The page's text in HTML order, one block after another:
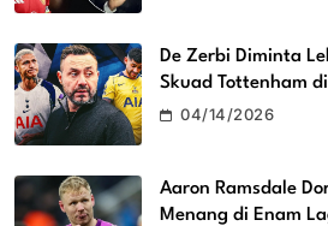
De Zerbi Diminta
Skuad Tottenham
04/14/2026
Aaron Ramsdale
Menang di Enam